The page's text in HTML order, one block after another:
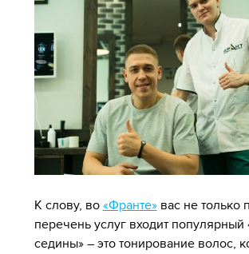
К слову, во «Франте» вас не только
перечень услуг входит
седины» – это тонирование волос,